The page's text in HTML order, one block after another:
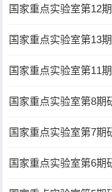
国家重点实验室第12
国家重点实验室第13
国家重点实验室第11
国家重点实验室第8期
国家重点实验室第7期
国家重点实验室第6期